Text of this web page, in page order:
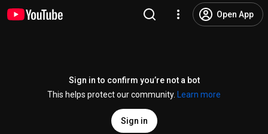
Open App
Sign in to confirm you’re not a bot
This helps protect our community.
Learn more
Sign in